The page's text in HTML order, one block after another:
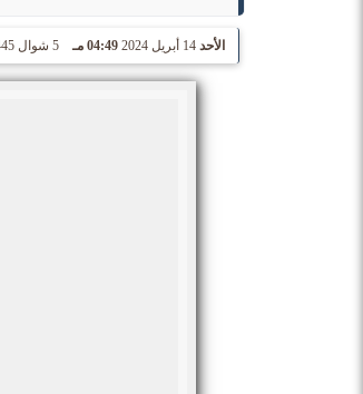
الأحد 14 أبريل 2024 04:49 مـ 5 شوال 1445